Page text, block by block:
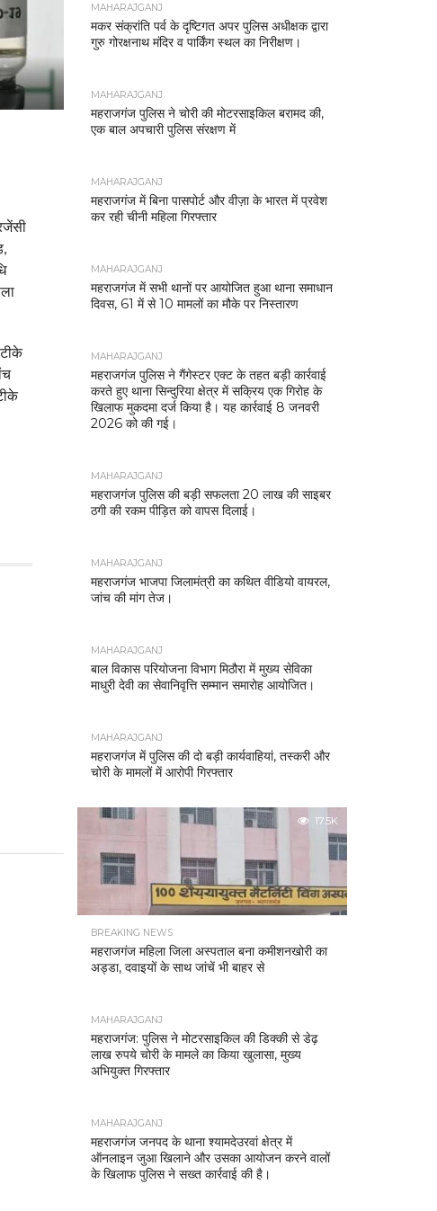
MAHARAJGANJ
मकर संक्रांति पर्व के दृष्टिगत अपर पुलिस अधीक्षक द्वारा
गुरु गोरक्षनाथ मंदिर व पार्किंग स्थल का निरीक्षण।
MAHARAJGANJ
महराजगंज पुलिस ने चोरी की मोटरसाइकिल बरामद की,
एक बाल अपचारी पुलिस संरक्षण में
MAHARAJGANJ
महराजगंज में बिना पासपोर्ट और वीज़ा के भारत में प्रवेश
कर रही चीनी महिला गिरफ्तार
MAHARAJGANJ
महराजगंज में सभी थानों पर आयोजित हुआ थाना समाधान
दिवस, 61 में से 10 मामलों का मौके पर निस्तारण
MAHARAJGANJ
महराजगंज पुलिस ने गैंगेस्टर एक्ट के तहत बड़ी कार्रवाई
करते हुए थाना सिन्दुरिया क्षेत्र में सक्रिय एक गिरोह के
खिलाफ मुकदमा दर्ज किया है। यह कार्रवाई 8 जनवरी
2026 को की गई।
MAHARAJGANJ
महराजगंज पुलिस की बड़ी सफलता 20 लाख की साइबर
ठगी की रकम पीड़ित को वापस दिलाई।
MAHARAJGANJ
महराजगंज भाजपा जिलामंत्री का कथित वीडियो वायरल,
जांच की मांग तेज।
MAHARAJGANJ
बाल विकास परियोजना विभाग मिठौरा में मुख्य सेविका
माधुरी देवी का सेवानिवृत्ति सम्मान समारोह आयोजित।
MAHARAJGANJ
महराजगंज में पुलिस की दो बड़ी कार्यवाहियां, तस्करी और
चोरी के मामलों में आरोपी गिरफ्तार
17.5K
BREAKING NEWS
महराजगंज महिला जिला अस्पताल बना कमीशनखोरी का
अड्डा, दवाइयों के साथ जांचें भी बाहर से
MAHARAJGANJ
महराजगंज: पुलिस ने मोटरसाइकिल की डिक्की से डेढ़
लाख रुपये चोरी के मामले का किया खुलासा, मुख्य
अभियुक्त गिरफ्तार
MAHARAJGANJ
महराजगंज जनपद के थाना श्यामदेउरवां क्षेत्र में
ऑनलाइन जुआ खिलाने और उसका आयोजन करने वालों
के खिलाफ पुलिस ने सख्त कार्रवाई की है।